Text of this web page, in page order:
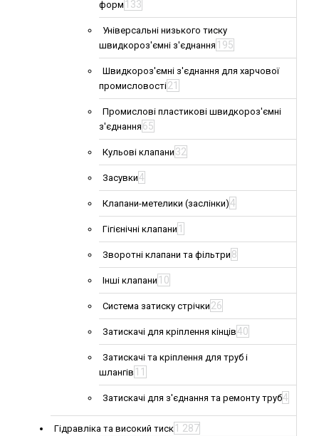
форм 133
Універсальні низького тиску
швидкороз'ємні з'єднання 195
Швидкороз'ємні з'єднання для харчової
промисловості21
Промислові пластикові швидкороз'ємні
з'єднання 65
Кульові клапани 32
Засувки4
Клапани-метелики (заслінки)4
Гігієнічні клапани 1
Зворотні клапани та фільтри 8
Інші клапани 10
Система затиску стрічки 26
Затискачі для кріплення кінців40
Затискачі та кріплення для труб і
шлангів 11
Затискачі для з'єднання та ремонту труб4
Гідравліка та високий тиск 1 287